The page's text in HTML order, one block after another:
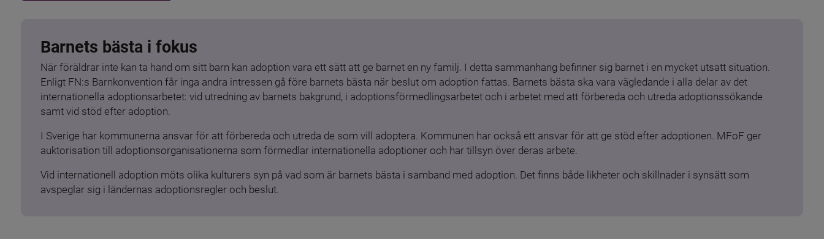
Barnets bästa i fokus
När föräldrar inte kan ta hand om sitt barn kan adoption vara ett sätt att ge barnet en ny familj. I detta sammanhang befinner sig barnet i en mycket utsatt situation.
Enligt FN:s Barnkonvention får inga andra intressen gå före barnets bästa när beslut om adoption fattas. Barnets bästa ska vara vägledande i alla delar av det
internationella adoptionsarbetet: vid utredning av barnets bakgrund, i adoptionsförmedlingsarbetet och i arbetet med att förbereda och utreda adoptionssökande
samt vid stöd efter adoption.
I Sverige har kommunerna ansvar för att förbereda och utreda de som vill adoptera. Kommunen har också ett ansvar för att ge stöd efter adoptionen. MFoF ger
auktorisation till adoptionsorganisationerna som förmedlar internationella adoptioner och har tillsyn över deras arbete.
Vid internationell adoption möts olika kulturers syn på vad som är barnets bästa i samband med adoption. Det finns både likheter och skillnader i synsätt som
avspeglar sig i ländernas adoptionsregler och beslut.